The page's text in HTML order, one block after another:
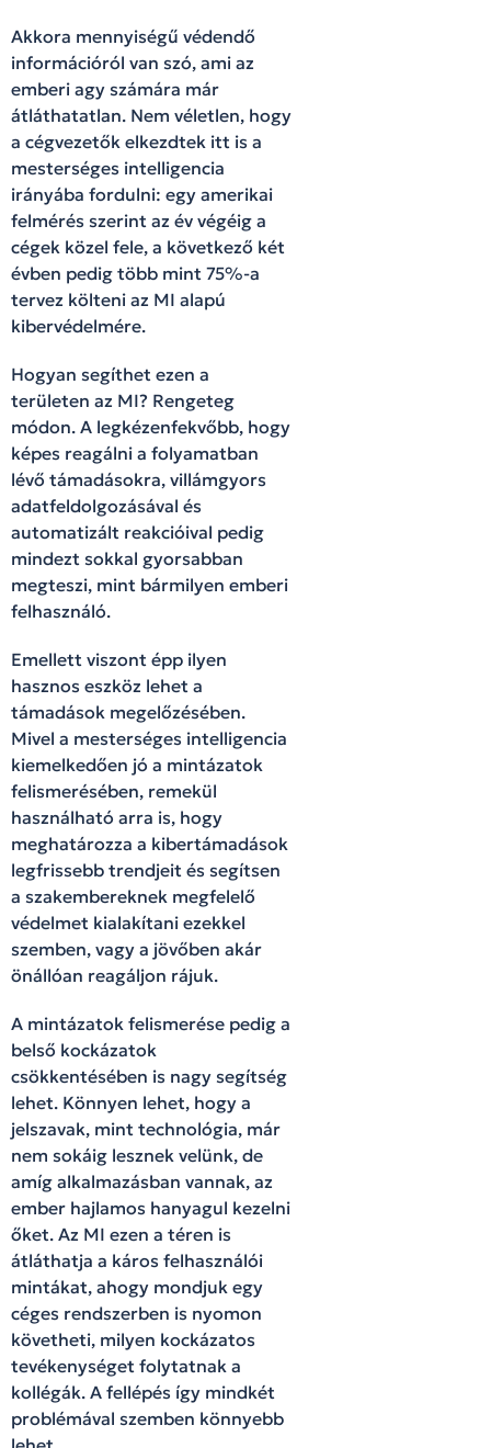
Akkora mennyiségű védendő
információról van szó, ami az
emberi agy számára már
átláthatatlan. Nem véletlen, hogy
a cégvezetők elkezdtek itt is a
mesterséges intelligencia
irányába fordulni: egy amerikai
felmérés szerint az év végéig a
cégek közel fele, a következő két
évben pedig több mint 75%-a
tervez költeni az MI alapú
kibervédelmére.
Hogyan segíthet ezen a
területen az MI? Rengeteg
módon. A legkézenfekvőbb, hogy
képes reagálni a folyamatban
lévő támadásokra, villámgyors
adatfeldolgozásával és
automatizált reakcióival pedig
mindezt sokkal gyorsabban
megteszi, mint bármilyen emberi
felhasználó.
Emellett viszont épp ilyen
hasznos eszköz lehet a
támadások megelőzésében.
Mivel a mesterséges intelligencia
kiemelkedően jó a mintázatok
felismerésében, remekül
használható arra is, hogy
meghatározza a kibertámadások
legfrissebb trendjeit és segítsen
a szakembereknek megfelelő
védelmet kialakítani ezekkel
szemben, vagy a jövőben akár
önállóan reagáljon rájuk.
A mintázatok felismerése pedig a
belső kockázatok
csökkentésében is nagy segítség
lehet. Könnyen lehet, hogy a
jelszavak, mint technológia, már
nem sokáig lesznek velünk, de
amíg alkalmazásban vannak, az
ember hajlamos hanyagul kezelni
őket. Az MI ezen a téren is
átláthatja a káros felhasználói
mintákat, ahogy mondjuk egy
céges rendszerben is nyomon
követheti, milyen kockázatos
tevékenységet folytatnak a
kollégák. A fellépés így mindkét
problémával szemben könnyebb